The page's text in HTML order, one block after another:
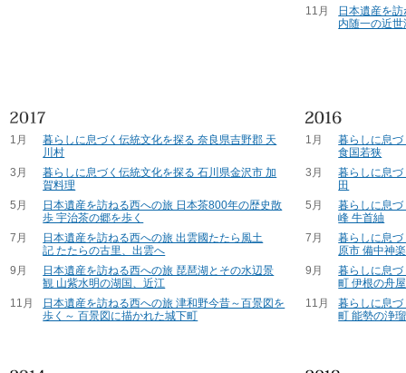
11月
日本遺産を
内随一の近
1月
暮らしに息づく伝統文化を探る 奈良県吉野郡 天
川村
3月
暮らしに息づく伝統文化を探る 石川県金沢市 加
賀料理
5月
日本遺産を訪ねる西への旅 日本茶800年の歴史散
歩 宇治茶の郷を歩く
7月
日本遺産を訪ねる西への旅 出雲國たたら風土
記 たたらの古里、出雲へ
9月
日本遺産を訪ねる西への旅 琵琶湖とその水辺景
観 山紫水明の湖国、近江
11月
日本遺産を訪ねる西への旅 津和野今昔～百景図を
歩く～ 百景図に描かれた城下町
1月
暮らしに息
食国若狭
3月
暮らしに息
田
5月
暮らしに息
峰 牛首紬
7月
暮らしに息
原市 備中神楽
9月
暮らしに息
町 伊根の舟屋
11月
暮らしに息
町 能勢の浄